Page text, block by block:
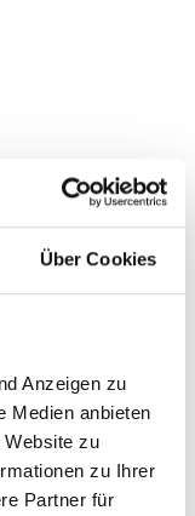
Über Cookies
Anzeigen zu
Medien anbieten
Website zu
zu Ihrer
Partner für